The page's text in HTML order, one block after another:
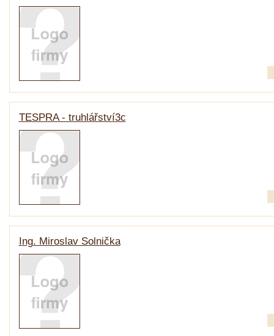
TESPRA - truhlářství3c
Ing. Miroslav Solnička